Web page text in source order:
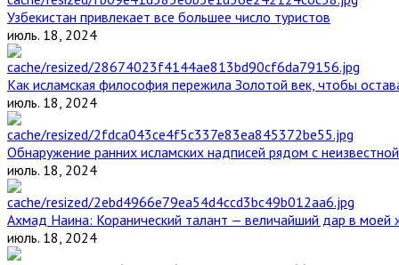
Узбекистан привлекает все большее число туристов
июль. 18, 2024
Как исламская философия пережила Золотой век, чтобы
июль. 18, 2024
Обнаружение ранних исламских надписей рядом с
июль. 18, 2024
Ахмад Наина: Коранический талант — величайший дар в моей
июль. 18, 2024